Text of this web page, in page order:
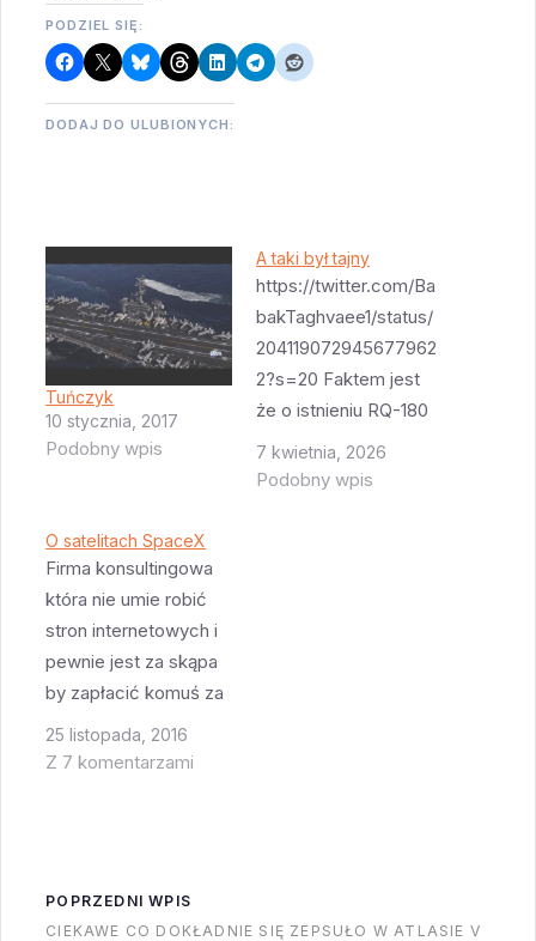
PODZIEL SIĘ:
DODAJ DO ULUBIONYCH:
Tuńczyk
10 stycznia, 2017
Podobny wpis
A taki był tajny
https://twitter.com/Ba
bakTaghvaee1/status/
204119072945677962
2?s=20 Faktem jest
że o istnieniu RQ-180
wiemy dzięki
AviationWeek który to
7 kwietnia, 2026
Podobny wpis
O satelitach SpaceX
Firma konsultingowa
która nie umie robić
stron internetowych i
pewnie jest za skąpa
by zapłacić komuś za
stronę wyglądającą
lepiej niż początek lat
SpaceX. Zakładam że
25 listopada, 2016
Z 7 komentarzami
POPRZEDNI WPIS
CIEKAWE CO DOKŁADNIE SIĘ ZEPSUŁO W ATLASIE V